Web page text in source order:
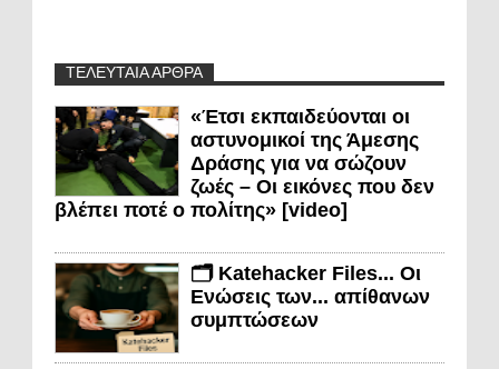
ΤΕΛΕΥΤΑΙΑ ΑΡΘΡΑ
«Έτσι εκπαιδεύονται οι
αστυνομικοί της Άμεσης
Δράσης για να σώζουν
ζωές – Οι εικόνες που δεν
βλέπει ποτέ ο πολίτης» [video]
🗂️ Katehacker Files... Οι
Ενώσεις των... απίθανων
συμπτώσεων